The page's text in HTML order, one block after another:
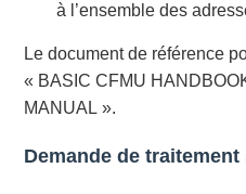
à l’ensemble des
Le document de référence
« BASIC CFMU
MANUAL ».
Demande de traitement